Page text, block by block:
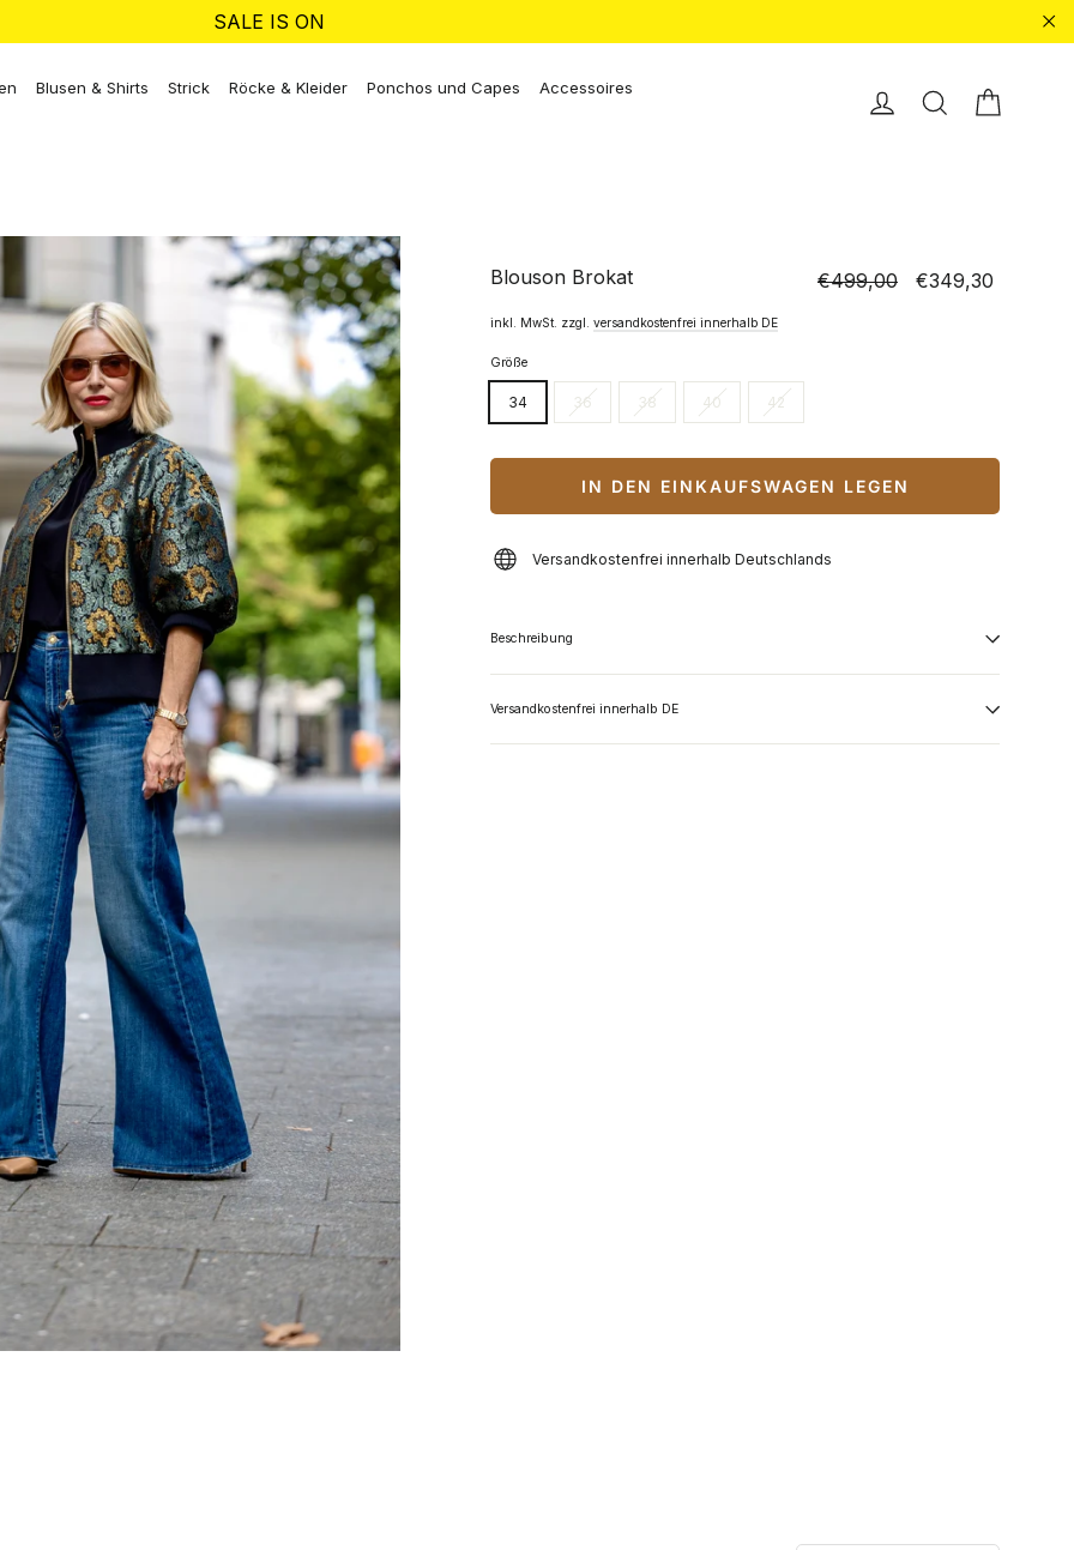
SALE IS ON
Blusen & Shirts Strick Röcke & Kleider Ponchos und Capes Accessoires EinloggenSuche
Blouson Brokat
Normaler
€499,00
Sonderpreis €349,30
inkl. MwSt. zzgl. versandkostenfrei innerhalb DE
Größe
34 36 38 40 42
IN DEN EINKAUFSWAGEN LEGEN
Versandkostenfrei innerhalb Deutschlands
Beschreibung
Versandkostenfrei innerhalb DE